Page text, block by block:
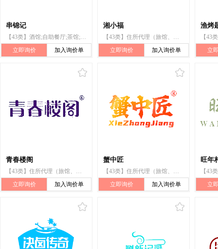
串锦记
【43类】酒馆;自助餐厅;茶馆;流动饮食供应;酒吧服务;餐馆;饭店;餐厅;咖啡馆;住所代理（旅馆、供膳寄宿处）
立即询价
加入询价单
湘小福
【43类】住所代理（旅馆、供膳寄宿处）;咖啡馆;餐厅;饭店;餐馆;酒吧服务;流动饮食供应;茶馆;果汁吧;酒馆
立即询价
加入询价单
渔烤
立
青春楼阁
【43类】住所代理（旅馆、供膳寄宿处）;咖啡馆;提供野营场地设施;日间托儿所（看孩子）;餐馆;酒吧服务;活动房屋出租;出租椅子、桌子、桌布和玻璃器皿;流动饮食供应;茶馆
立即询价
加入询价单
蟹中匠
【43类】住所代理（旅馆、供膳寄宿处）;咖啡馆;提供野营场地设施;旅游房屋出租;日间托儿所（看孩子）;餐馆;酒吧服务;出租椅子、桌子、桌布和玻璃器皿;流动饮食供应;茶馆
立即询价
加入询价单
旺年
立